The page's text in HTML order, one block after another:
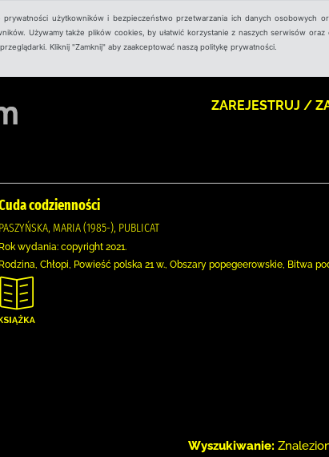
użytkowników i bezpieczeństwo przetwarzania ich danych osobowych
Używamy także plików cookies, by ułatwić korzystanie z naszych serwisów
Kliknij "Zamknij" aby zaakceptować naszą politykę prywatności.
ZAREJESTRUJ /
codzienności
PASZYŃSKA, MARIA (1985-), PUBLICAT
Rok wydania: copyright 2021.
Rodzina, Chłopi, Powieść polska 21 w., Obszary popegeerowskie, Bitwa
Wyszukiwanie: